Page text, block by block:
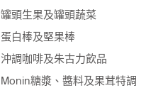
罐頭生果及罐頭蔬菜
蛋白棒及堅果棒
沖調咖啡及朱古力飲品
Monin糖漿、醬料及果茸特調